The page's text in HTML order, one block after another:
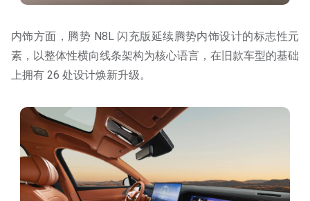
内饰方面，腾势 N8L 闪充版延续腾势内饰设计的标志性元
素，以整体性横向线条架构为核心语言，在旧款车型的基础
上拥有 26 处设计焕新升级。